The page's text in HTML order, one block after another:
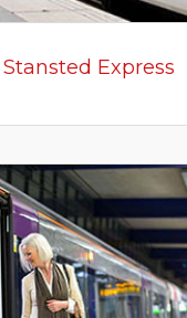
Stansted Express